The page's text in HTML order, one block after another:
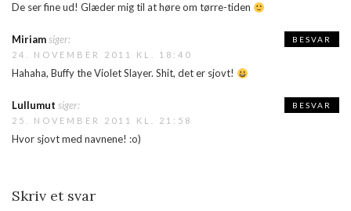
De ser fine ud! Glæder mig til at høre om tørre-tiden
Miriamsiger:
24. NOVEMBER 2011 KL. 18:40
Hahaha, Buffy the Violet Slayer. Shit, det er sjovt!
BESVAR
Lullumut siger:
25. NOVEMBER 2011 KL. 21:58
Hvor sjovt med navnene! :o)
BESVAR
Skriv et svar